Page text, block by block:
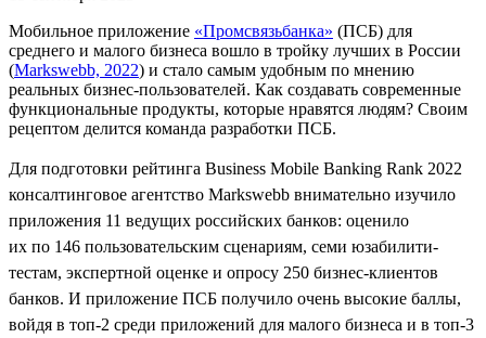
Мобильное приложение «Промсвязьбанка» (ПСБ) для
среднего и малого бизнеса вошло в тройку лучших в России
(Markswebb, 2022) и стало самым удобным по мнению
реальных бизнес-пользователей. Как создавать современные
функциональные продукты, которые нравятся людям? Своим
рецептом делится команда разработки ПСБ.
Для подготовки рейтинга Business Mobile Banking Rank 2022
консалтинговое агентство Markswebb внимательно изучило
приложения 11 ведущих российских банков: оценило
их по 146 пользовательским сценариям, семи юзабилити-
тестам, экспертной оценке и опросу 250 бизнес-клиентов
банков. И приложение ПСБ получило очень высокие баллы,
войдя в топ-2 среди приложений для малого бизнеса и в топ-3